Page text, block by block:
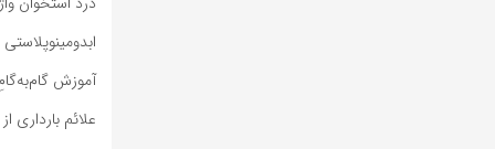
آموزش
علائم بارداری